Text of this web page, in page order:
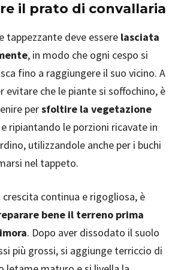
il prato di convallaria
tappezzante deve essere lasciata
, in modo che ogni cespo si
fino a raggiungere il suo vicino. A
evitare che le piante si soffochino, è
persfoltire la vegetazione
ripiantando le porzioni ricavate in
utilizzandole anche per i buchi
nel tappeto.
continua e rigogliosa, è
bene il terreno prima
. Dopo aver dissodato il suolo
più grossi, si aggiunge terriccio di